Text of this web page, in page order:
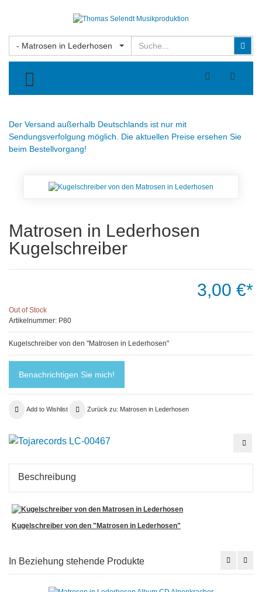
- Matrosen in Lederhosen
TOGGLE MENU
Der Versand außerhalb Deutschlands ist nur mit
Sendungsverfolgung möglich. Die aktuellen Preise ersehen Sie
beim Bestellvorgang!
Matrosen in Lederhosen
Kugelschreiber
3,00 €*
Out of Stock
Artikelnummer: P80
Kugelschreiber von den "Matrosen in Lederhosen"
Benachrichtigen Sie mich!
Add to Wishlist Zurück zu: Matrosen in Lederhosen
Beschreibung
Kugelschreiber von den "Matrosen in Lederhosen"
In Beziehung stehende Produkte